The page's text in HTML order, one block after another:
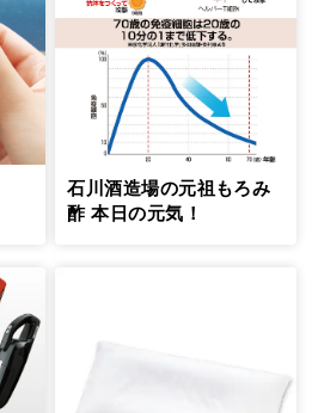
石川酒造場の元祖もろみ
酢 本日の元気！